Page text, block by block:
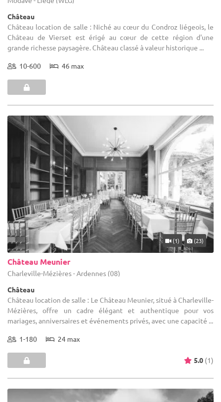
Château
Château location de salle : Niché au cœur du Condroz liégeois, le
Château de Vierset est érigé au cœur de cette région d'une
grande richesse paysagère. Château classé à valeur historique ...
10-600 46 max
(1) (23)
Château Meunier
Charleville-Mézières - Ardennes (08)
Château
Château location de salle : Le Château Meunier, situé à Charleville-
Mézières, offre un cadre élégant et authentique pour vos
mariages, anniversaires et événements privés, avec une capacité ...
1-180 24 max
5.0 (1)